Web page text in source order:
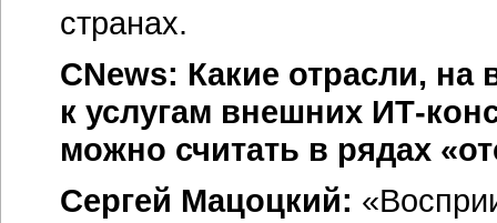
странах.
CNews: Какие отрасли,
к услугам внешних ИТ-
можно считать в рядах
Сергей Мацоцкий: